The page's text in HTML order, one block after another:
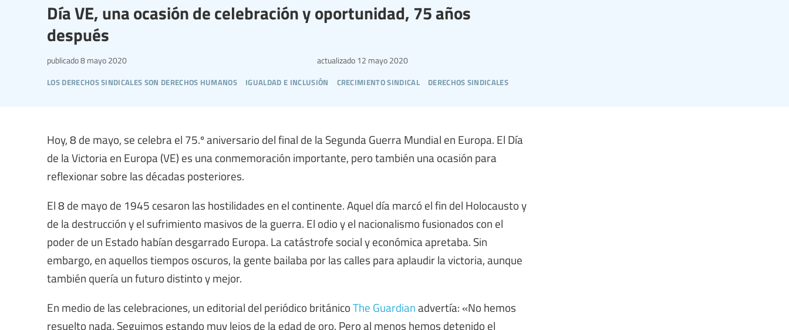
Día VE, una ocasión de celebración y oportunidad, 75 años
después
los derechos sindicales son derechos humanos igualdad e inclusión crecimiento sindical derechos sindicales
publicado8 mayo 2020 actualizado 12 mayo 2020
Hoy, 8 de mayo, se celebra el 75.º aniversario del final de la Segunda Guerra Mundial en Europa. El Día
de la Victoria en Europa (VE) es una conmemoración importante, pero también una ocasión para
reflexionar sobre las décadas posteriores.
El 8 de mayo de 1945 cesaron las hostilidades en el continente. Aquel día marcó el fin del Holocausto y
de la destrucción y el sufrimiento masivos de la guerra. El odio y el nacionalismo fusionados con el
poder de un Estado habían desgarrado Europa. La catástrofe social y económica apretaba. Sin
embargo, en aquellos tiempos oscuros, la gente bailaba por las calles para aplaudir la victoria, aunque
también quería un futuro distinto y mejor.
En medio de las celebraciones, un editorial del periódico británicoThe Guardianadvertía: «No hemos
resuelto nada. Seguimos estando muy lejos de la edad de oro. Pero al menos hemos detenido el